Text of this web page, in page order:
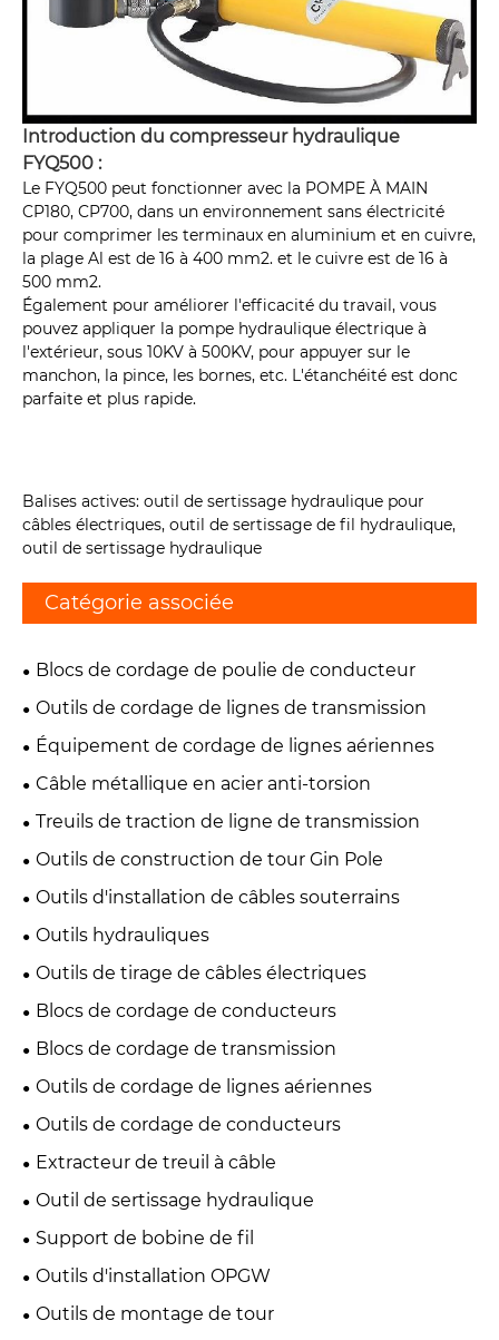
Introduction du compresseur hydraulique
FYQ500 :
Le FYQ500 peut fonctionner avec la POMPE À MAIN
CP180, CP700, dans un environnement sans électricité
pour comprimer les terminaux en aluminium et en cuivre,
la plage Al est de 16 à 400 mm2. et le cuivre est de 16 à
500 mm2.
Également pour améliorer l'efficacité du travail, vous
pouvez appliquer la pompe hydraulique électrique à
l'extérieur, sous 10KV à 500KV, pour appuyer sur le
manchon, la pince, les bornes, etc. L'étanchéité est donc
parfaite et plus rapide.
Balises actives: outil de sertissage hydraulique pour
câbles électriques, outil de sertissage de fil hydraulique,
outil de sertissage hydraulique
Catégorie associée
Blocs de cordage de poulie de conducteur
Outils de cordage de lignes de transmission
Équipement de cordage de lignes aériennes
Câble métallique en acier anti-torsion
Treuils de traction de ligne de transmission
Outils de construction de tour Gin Pole
Outils d'installation de câbles souterrains
Outils hydrauliques
Outils de tirage de câbles électriques
Blocs de cordage de conducteurs
Blocs de cordage de transmission
Outils de cordage de lignes aériennes
Outils de cordage de conducteurs
Extracteur de treuil à câble
Outil de sertissage hydraulique
Support de bobine de fil
Outils d'installation OPGW
Outils de montage de tour